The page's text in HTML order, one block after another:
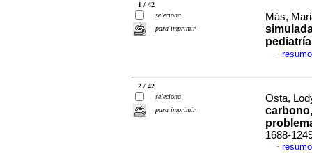
1 / 42
seleciona
para imprimir
Más,
·
2 / 42
seleciona
para imprimir
Osta,
1688-
·